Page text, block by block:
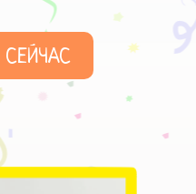
СЕЙЧАС